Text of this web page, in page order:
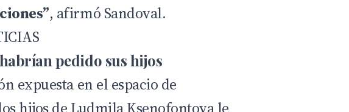
, afirmó Sandoval.
pedido sus hijos
expuesta en el espacio de
hijos de Ludmila Ksenofontova le